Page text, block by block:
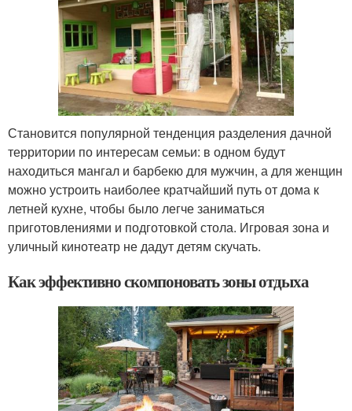
Становится популярной тенденция разделения дачной
территории по интересам семьи: в одном будут
находиться мангал и барбекю для мужчин, а для женщин
можно устроить наиболее кратчайший путь от дома к
летней кухне, чтобы было легче заниматься
приготовлениями и подготовкой стола. Игровая зона и
уличный кинотеатр не дадут детям скучать.
Как эффективно скомпоновать зоны отдыха